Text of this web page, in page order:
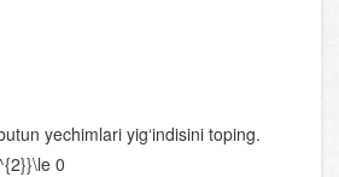
tenglamalar sistemasi
darajali tenglamalar sistemasi
yechimlari yig‘indisini toping.
0